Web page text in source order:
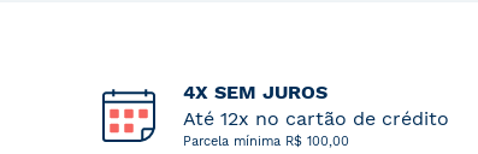
4X SEM JUROS
Até 12x no cartão de crédito
Parcela mínima R$ 100,00